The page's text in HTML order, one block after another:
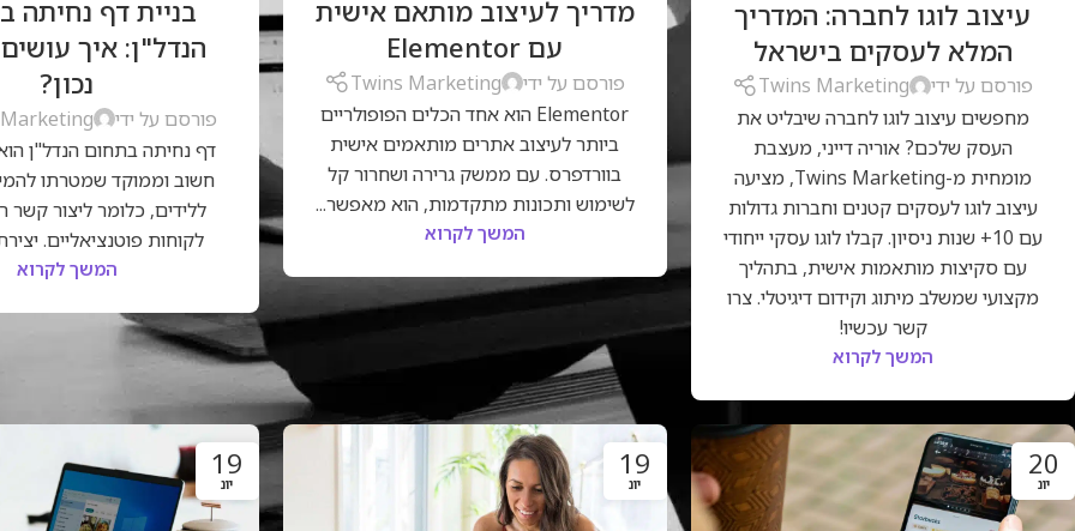
גוגל,סוכנות דיגיטל,קידום אורגני,קמפיינים
ממומנים,שיווק דיגיטלי
עיצוב לוגו לחברה: המדריך
המלא לעסקים בישראל
פורסם על ידי
Twins Marketing
מחפשים עיצוב לוגו לחברה שיבליט את
העסק שלכם? אוריה דייני, מעצבת
מומחית מ-Twins Marketing, מציעה
עיצוב לוגו לעסקים קטנים וחברות גדולות
עם 10+ שנות ניסיון. קבלו לוגו עסקי ייחודי
עם סקיצות מותאמות אישית, בתהליך
מקצועי שמשלב מיתוג וקידום דיגיטלי. צרו
קשר עכשיו!
המשך לקרוא
נדל"ן,בניית אתר אינטרנט לעסק, דף נחיתה
לקמפיין ממומן
סוכנות דיגיטל שיווק דיגיטלי
מדריך לעיצוב מותאם אישית
עם Elementor
פורסם על ידי
Twins Marketing
Elementor הוא אחד הכלים הפופולריים
ביותר לעיצוב אתרים מותאמים אישית
בוורדפרס. עם ממשק גרירה ושחרור קל
לשימוש ותכונות מתקדמות, הוא מאפשר...
המשך לקרוא
סוכנות דיגיטל,שיווק
בניית דף נחיתה
הנדל"ן: איך
נכון?
פורסם על ידי
דף נחיתה בתחום הנדל"ן הוא
חשוב וממוקד שמטרתו
ללידים, כלומר ליצור קשר
לקוחות פוטנציאליים.
המשך לקרוא
20
יונ
19
יונ
19
יונ